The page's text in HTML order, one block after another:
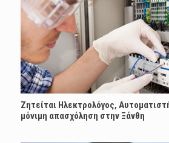
Ζητείται Ηλεκτρολόγος,
μόνιμη απασχόληση στην Ξάνθη